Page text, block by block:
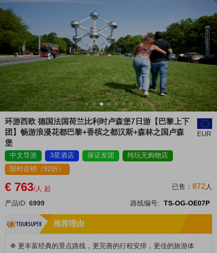
环游西欧 德国法国荷兰比利时卢森堡7日游【巴黎上下
团】畅游浪漫花都巴黎+香槟之都汉斯+森林之国卢森
堡
EUR
中文导游 3星酒店 保证发团
纯玩无购物店
限时促销（92折）
€ 763/人 起 已售： 872人
产品ID: 6999 路线编号: TS-OG-OE07P
推荐理由
❉ 更丰富经典的景点路线，更完善的行程安排，更佳的旅游体